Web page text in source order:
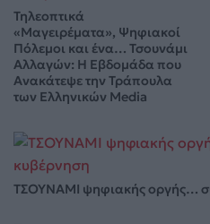
Τηλεοπτικά
«Μαγειρέματα», Ψηφιακοί
Πόλεμοι και ένα… Τσουνάμι
Αλλαγών: Η Εβδομάδα που
Ανακάτεψε την Τράπουλα
των Ελληνικών Media
ΤΣΟΥΝΑΜΙ ψηφιακής οργής…